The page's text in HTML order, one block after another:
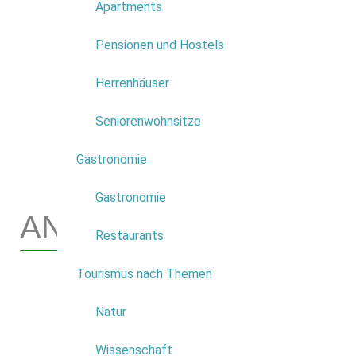
Apartments
Pensionen und Hostels
Herrenhäuser
Seniorenwohnsitze
Gastronomie
Gastronomie
Restaurants
Tourismus nach Themen
Natur
Wissenschaft
Ваша отправная точка
ниже. По умолчанию карта
маршрут, начиная от центра
ANFAHRT
Ihr Ausgangspunkt ist auf der unten